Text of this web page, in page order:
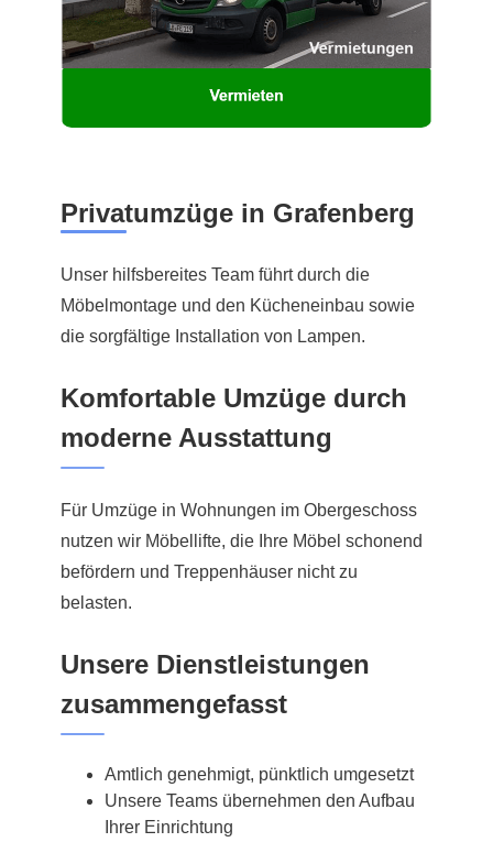
Privatumzüge in Grafenberg
Unser hilfsbereites Team führt durch die
Möbelmontage und den Kücheneinbau sowie
die sorgfältige Installation von Lampen.
Komfortable Umzüge durch
moderne Ausstattung
Für Umzüge in Wohnungen im Obergeschoss
nutzen wir Möbellifte, die Ihre Möbel schonend
befördern und Treppenhäuser nicht zu
belasten.
Unsere Dienstleistungen
zusammengefasst
Amtlich genehmigt, pünktlich umgesetzt
Unsere Teams übernehmen den Aufbau
Ihrer Einrichtung